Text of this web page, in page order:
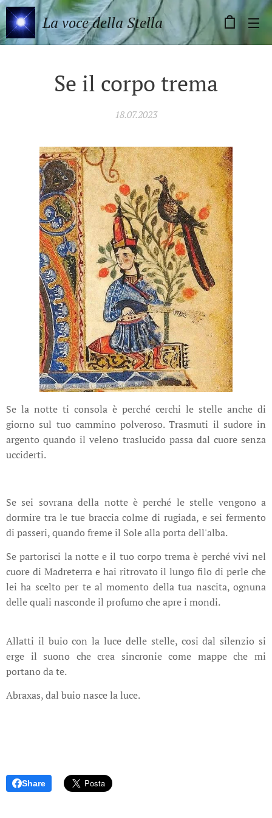
La voce della Stella
Se il corpo trema
18.07.2023
Se la notte ti consola è perché cerchi le stelle anche di
giorno sul tuo cammino polveroso. Trasmuti il sudore in
argento quando il veleno traslucido passa dal cuore senza
ucciderti.
Se sei sovrana della notte è perché le stelle vengono a
dormire tra le tue braccia colme di rugiada, e sei fermento
di passeri, quando freme il Sole alla porta dell'alba.
Se partorisci la notte e il tuo corpo trema è perché vivi nel
cuore di Madreterra e hai ritrovato il lungo filo di perle che
lei ha scelto per te al momento della tua nascita, ognuna
delle quali nasconde il profumo che apre i mondi.
Allatti il buio con la luce delle stelle, cosi dal silenzio si
erge il suono che crea sincronie come mappe che mi
portano da te.
Abraxas, dal buio nasce la luce.
Share